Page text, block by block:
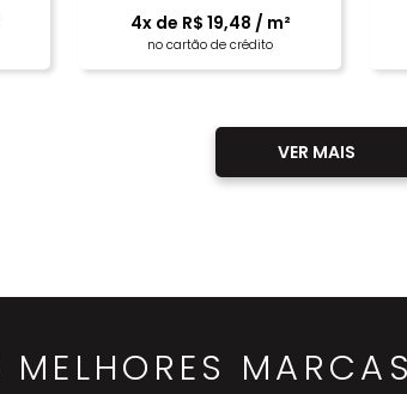
4x de R$ 19,48 / m²
no cartão de crédito
MELHORES MARCAS